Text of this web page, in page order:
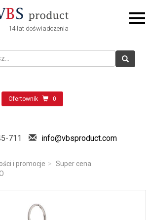
14 lat doświadczenia
Ofertownik 0
711 info@vbsproduct.com
i promocje
Super cena